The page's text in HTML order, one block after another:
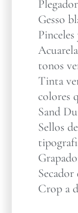
Gesso
tonos
Tinta
colores
Sand
Sellos
Secador
Crop a